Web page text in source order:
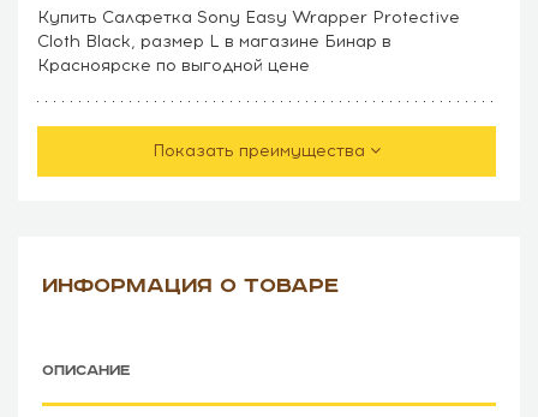
Купить Салфетка Sony Easy Wrapper Protective
Cloth Black, размер L в магазине Бинар в
Красноярске по выгодной цене
Показать преимущества
ИНФОРМАЦИЯ О ТОВАРЕ
ОПИСАНИЕ